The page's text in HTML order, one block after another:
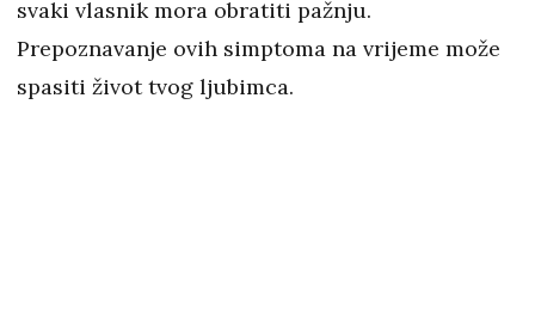
svaki vlasnik mora obratiti pažnju.
Prepoznavanje ovih simptoma na vrijeme može
spasiti život tvog ljubimca.